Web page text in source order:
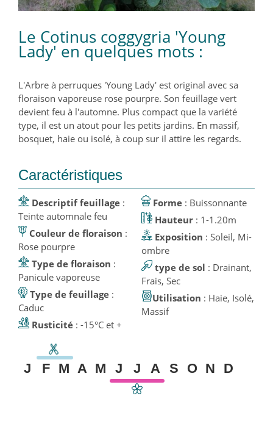
Le Cotinus coggygria 'Young
Lady' en quelques mots :
L'Arbre à perruques 'Young Lady' est original avec sa
floraison vaporeuse rose pourpre. Son feuillage vert
devient feu à l'automne. Plus compact que la variété
type, il est un atout pour les petits jardins. En massif,
bosquet, haie ou isolé, à coup sur il attire les regards.
Caractéristiques
Descriptif feuillage :
Teinte automnale feu
Couleur de floraison :
Rose pourpre
Type de floraison :
Panicule vaporeuse
Type de feuillage :
Caduc
Rusticité : -15°C et +
Forme
: Buissonnante
Hauteur: 1-1.20m
Exposition : Soleil, Mi-
ombre
type de sol : Drainant,
Frais, Sec
Utilisation : Haie, Isolé,
Massif
J F M A M J J A S O N D